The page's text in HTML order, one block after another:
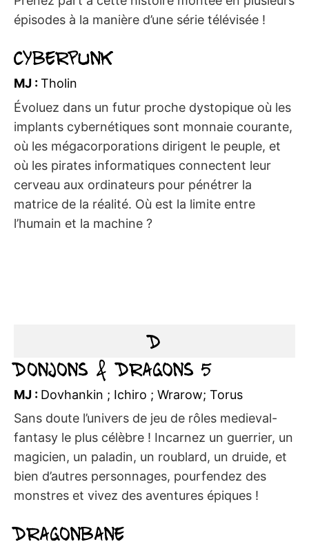
épisodes à la manière d’une série télévisée !
Cyberpunk
MJ :Tholin
Évoluez dans un futur proche dystopique où les
implants cybernétiques sont monnaie courante,
où les mégacorporations dirigent le peuple, et
où les pirates informatiques connectent leur
cerveau aux ordinateurs pour pénétrer la
matrice de la réalité. Où est la limite entre
l’humain et la machine ?
D
Donjons & Dragons 5
MJ : Dovhankin ; Ichiro ; Wrarow; Torus
Sans doute l’univers de jeu de rôles medieval-
fantasy le plus célèbre ! Incarnez un guerrier, un
magicien, un paladin, un roublard, un druide, et
bien d’autres personnages, pourfendez des
monstres et vivez des aventures épiques !
Dragonbane